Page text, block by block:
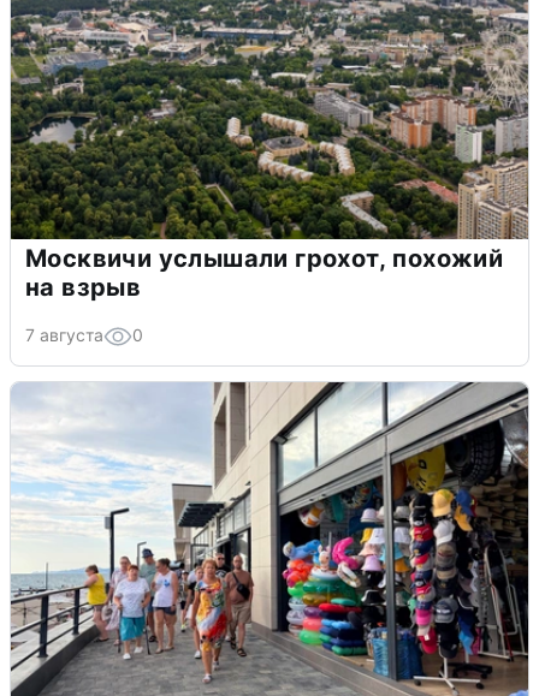
Москвичи услышали грохот, похожий
на взрыв
7 августа 0